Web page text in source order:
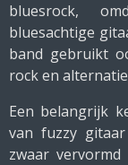
bluesrock,
bluesachtige
band gebruikt
rock en
Een belangrijk
van fuzzy
zwaar